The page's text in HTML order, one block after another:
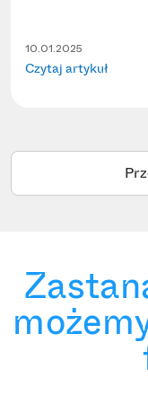
10.01.2025
Czytaj artykuł